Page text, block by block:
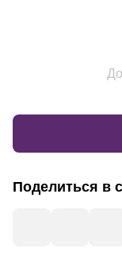
Поделиться в